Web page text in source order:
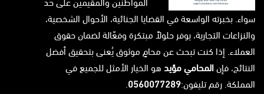
سواء. بخبرته الواسعة في القضايا الجنائية، الأحوال الشخصية،
والنزاعات التجارية، يوفر حلولاً مبتكرة وفعّالة لضمان حقوق
العملاء. إذا كنت تبحث عن محامٍ موثوق يُعنى بتحقيق أفضل
النتائج، فإنالمحامي مؤيد هو الخيار الأمثل للجميع في
المملكة. رقم تليفون:0560077289
.